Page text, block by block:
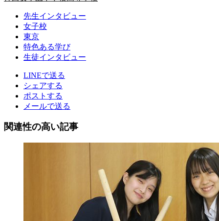
先生インタビュー
女子校
東京
特色ある学び
生徒インタビュー
LINEで送る
シェアする
ポストする
メールで送る
関連性の高い記事